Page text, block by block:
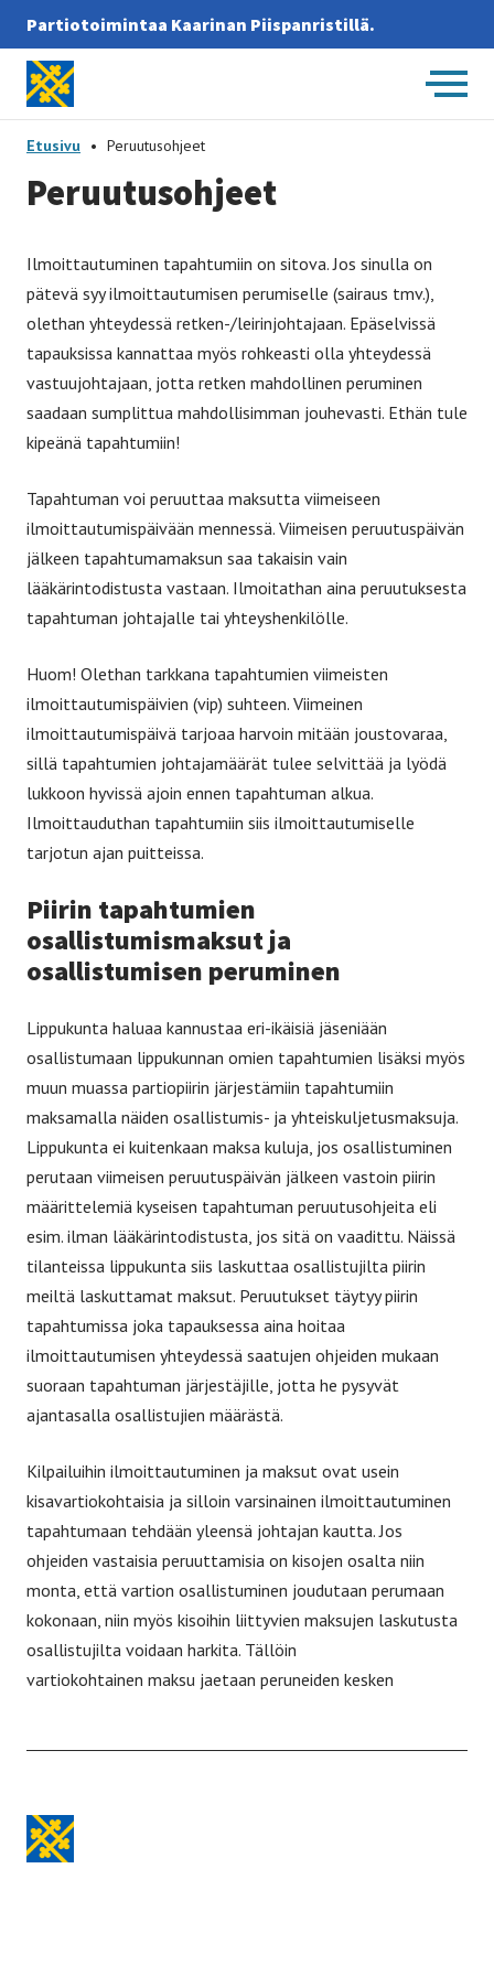
Partiotoimintaa Kaarinan Piispanristillä.
Etusivulle
-
Etusivu • Peruutusohjeet
Pe­ruu­tus­oh­jeet
Ilmoittautuminen tapahtumiin on sitova. Jos sinulla on
pätevä syy ilmoittautumisen perumiselle (sairaus tmv.),
olethan yhteydessä retken-/leirinjohtajaan. Epäselvissä
tapauksissa kannattaa myös rohkeasti olla yhteydessä
vastuujohtajaan, jotta retken mahdollinen peruminen
saadaan sumplittua mahdollisimman jouhevasti. Ethän tule
kipeänä tapahtumiin!
Tapahtuman voi peruuttaa maksutta viimeiseen
ilmoittautumispäivään mennessä. Viimeisen peruutuspäivän
jälkeen tapahtumamaksun saa takaisin vain
lääkärintodistusta vastaan. Ilmoitathan aina peruutuksesta
tapahtuman johtajalle tai yhteyshenkilölle.
Huom! Olethan tarkkana tapahtumien viimeisten
ilmoittautumispäivien (vip) suhteen. Viimeinen
ilmoittautumispäivä tarjoaa harvoin mitään joustovaraa,
sillä tapahtumien johtajamäärät tulee selvittää ja lyödä
lukkoon hyvissä ajoin ennen tapahtuman alkua.
Ilmoittauduthan tapahtumiin siis ilmoittautumiselle
tarjotun ajan puitteissa.
Piirin tapahtumien
osallistumismaksut ja
osallistumisen peruminen
Lippukunta haluaa kannustaa eri-ikäisiä jäseniään
osallistumaan lippukunnan omien tapahtumien lisäksi myös
muun muassa partiopiirin järjestämiin tapahtumiin
maksamalla näiden osallistumis- ja yhteiskuljetusmaksuja.
Lippukunta ei kuitenkaan maksa kuluja, jos osallistuminen
perutaan viimeisen peruutuspäivän jälkeen vastoin piirin
määrittelemiä kyseisen tapahtuman peruutusohjeita eli
esim. ilman lääkärintodistusta, jos sitä on vaadittu. Näissä
tilanteissa lippukunta siis laskuttaa osallistujilta piirin
meiltä laskuttamat maksut. Peruutukset täytyy piirin
tapahtumissa joka tapauksessa aina hoitaa
ilmoittautumisen yhteydessä saatujen ohjeiden mukaan
suoraan tapahtuman järjestäjille, jotta he pysyvät
ajantasalla osallistujien määrästä.
Kilpailuihin ilmoittautuminen ja maksut ovat usein
kisavartiokohtaisia ja silloin varsinainen ilmoittautuminen
tapahtumaan tehdään yleensä johtajan kautta. Jos
ohjeiden vastaisia peruuttamisia on kisojen osalta niin
monta, että vartion osallistuminen joudutaan perumaan
kokonaan, niin myös kisoihin liittyvien maksujen laskutusta
osallistujilta voidaan harkita. Tällöin
vartiokohtainen maksu jaetaan peruneiden kesken
Etusivulle
-